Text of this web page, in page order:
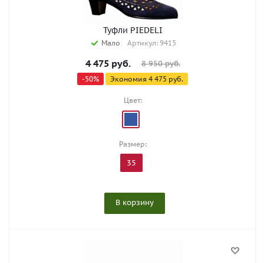
Туфли PIEDELI
Мало Артикул: 9415
4 475руб. 8 950руб.
-50% Экономия 4 475 руб.
Цвет:
Размер:
35
В корзину